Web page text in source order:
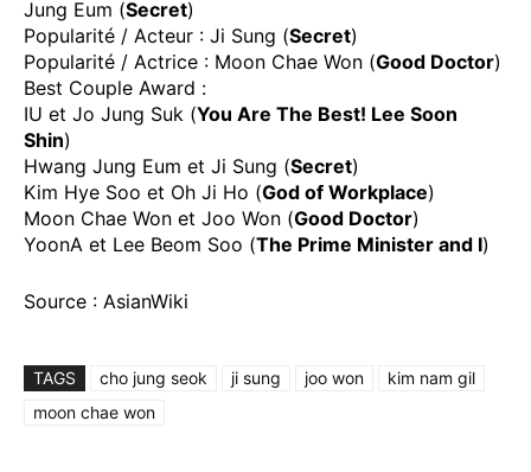
Jung Eum (Secret)
Popularité / Acteur : Ji Sung (Secret)
Popularité / Actrice : Moon Chae Won (Good Doctor)
Best Couple Award :
IU et Jo Jung Suk (You Are The Best! Lee Soon
Shin)
Hwang Jung Eum et Ji Sung (Secret)
Kim Hye Soo et Oh Ji Ho (God of Workplace)
Moon Chae Won et Joo Won (Good Doctor)
YoonA et Lee Beom Soo (The Prime Minister and I)
Source : AsianWiki
TAGS cho jung seok ji sung joo won
kim nam gil
moon chae won